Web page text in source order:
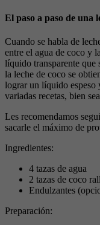
El paso a paso de una
Cuando se habla de
entre el agua de coco y
líquido transparente que
la leche de coco se
lograr un líquido espeso
variadas recetas, bien
Les recomendamos
sacarle el máximo de
Ingredientes:
4 tazas de agua
2 tazas de coco
Endulzantes
Preparación: